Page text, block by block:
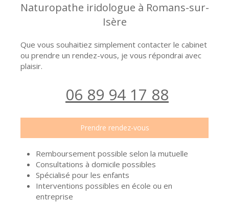
Naturopathe iridologue à Romans-sur-
Isère
Que vous souhaitiez simplement contacter le cabinet
ou prendre un rendez-vous, je vous répondrai avec
plaisir.
06 89 94 17 88
Prendre rendez-vous
Remboursement possible selon la mutuelle
Consultations à domicile possibles
Spécialisé pour les enfants
Interventions possibles en école ou en
entreprise